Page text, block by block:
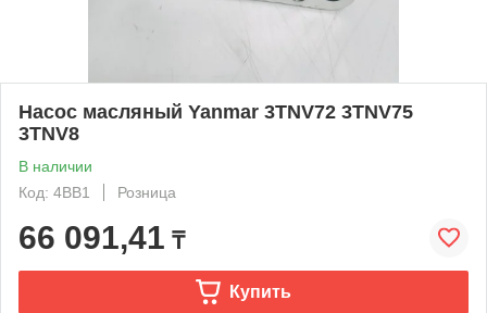
Насос масляный Yanmar 3TNV72 3TNV75
3TNV8
В наличии
Код: 4BB1
Розница
66 091,41 ₸
Купить